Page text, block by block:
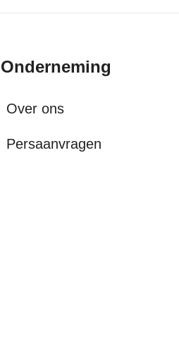
Onderneming
Over ons
Persaanvragen